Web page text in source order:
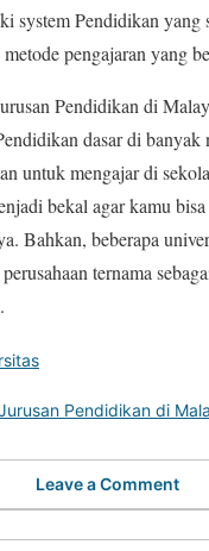
system Pendidikan yang
pengajaran yang
Pendidikan di
dasar di banyak
untuk mengajar di
bekal agar kamu
Bahkan, beberapa
ternama
Pendidikan di
Leave a Comment